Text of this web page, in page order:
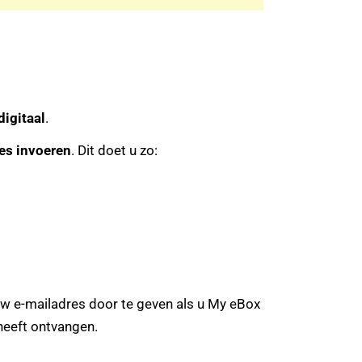
.
invoeren. Dit doet u zo:
e-mailadres door te geven als u My eBox
ontvangen.